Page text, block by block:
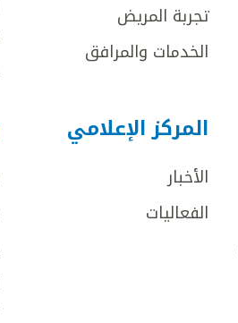
تجربة المريض
الخدمات والمرافق
المركز الإعلامي
الأخبار
الفعاليات